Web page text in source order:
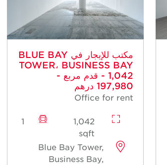
مكتب للإيجار في BLUE BAY
TOWER، BUSINESS BAY
- 1,042 قدم مربع -
197,980 درهم
Office for rent
1,042
sqft
1
Blue Bay Tower,
Business Bay,